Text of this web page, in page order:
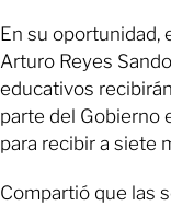
En su oportunidad,
Arturo Reyes
educativos
parte del Gobierno
para recibir a siete
Compartió que las